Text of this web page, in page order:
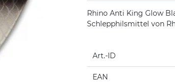
Rhino Anti King Glow
Schlepphilsmittel von
Art.-ID
EAN